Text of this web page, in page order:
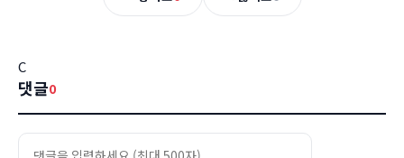
C
댓글0